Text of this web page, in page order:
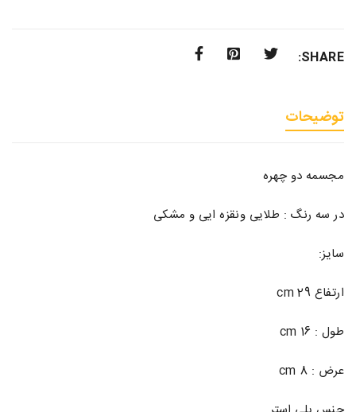
SHARE:
توضیحات
مجسمه دو چهره
در سه رنگ : طلایی ونقزه ایی و مشکی
سایز:
ارتفاع 29 cm
طول : 16 cm
عرض : 8 cm